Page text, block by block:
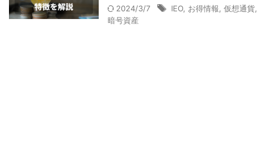
2024/3/7 IEO お得情報 仮想通貨
暗号資産